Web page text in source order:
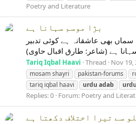
Poetry and Literature
بڑا موسم سہانا ہے
بھی عاشقانہ ہے کوئی تدبیر
ہے (شاعر: طارق اقبال حاوی)
Tariq Iqbal Haavi Thread Nov 19,
mosam shayri
pakistan-forums
tariq iqbal haavi
urdu adab urdu
Replies: 0 Forum: Poetry and
سے تیرا اختلاف دکھتا ہے